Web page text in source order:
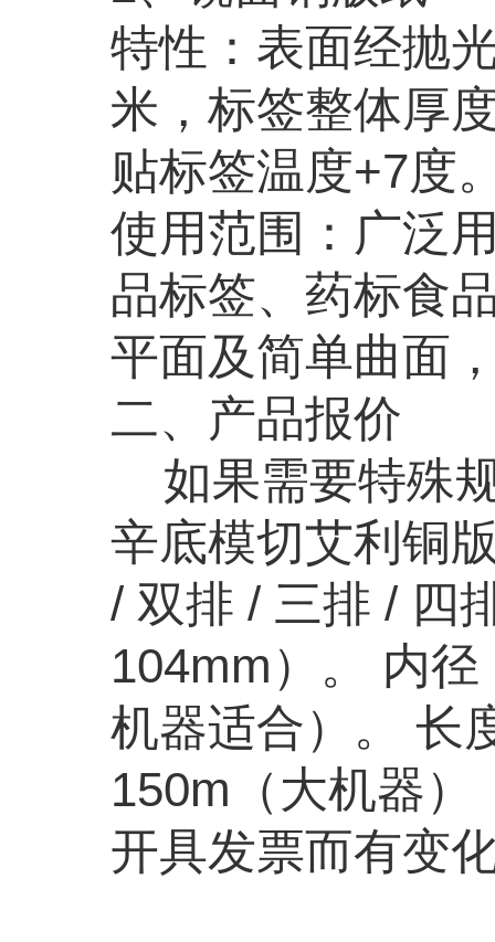
特性：表面经抛
米，标签整体厚
贴标签温度+7度
使用范围：广泛
品标签、药标食
平面及简单曲面
二、产品报价
如果需要特殊
辛底模切艾利铜
/ 双排 / 三排 / 四
104mm）。 内
机器适合）。 长
150m（大机器
开具发票而有变